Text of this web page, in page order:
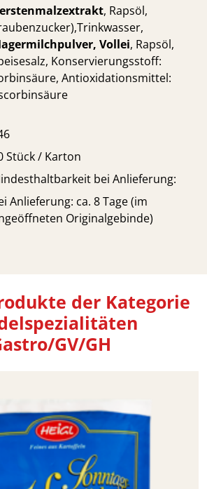
, Rapsöl,
Vollei, Rapsöl,
Konservierungsstoff:
Antioxidationsmittel:
Stück / Karton
bei Anlieferung:
Anlieferung: ca. 8 Tage (im
Originalgebinde)
der Kategorie
GV/GH